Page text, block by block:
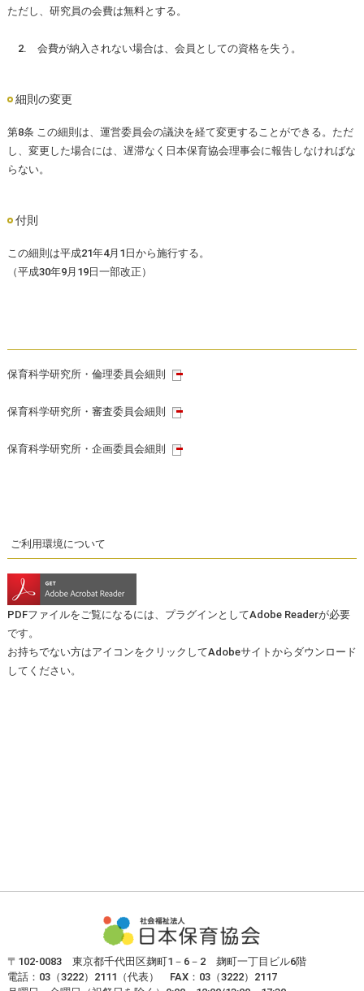
ただし、研究員の会費は無料とする。
2. 会費が納入されない場合は、会員としての資格を失う。
細則の変更
第8条 この細則は、運営委員会の議決を経て変更することができる。ただ
し、変更した場合には、遅滞なく日本保育協会理事会に報告しなければな
らない。
付則
この細則は平成21年4月1日から施行する。
（平成30年9月19日一部改正）
保育科学研究所・倫理委員会細則
保育科学研究所・審査委員会細則
保育科学研究所・企画委員会細則
ご利用環境について
PDFファイルをご覧になるには、プラグインとしてAdobe Readerが必要
です。
お持ちでない方はアイコンをクリックしてAdobeサイトからダウンロード
してください。
〒102-0083 東京都千代田区麹町1－6－2 麹町一丁目ビル6階
電話：03（3222）2111（代表） FAX：03（3222）2117